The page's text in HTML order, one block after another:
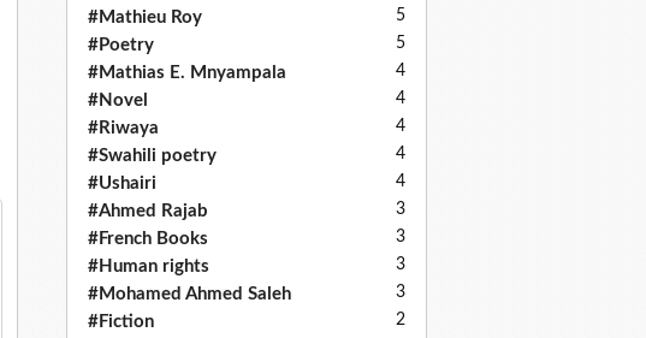
#Mathieu Roy 5
#Poetry 5
#Mathias E. Mnyampala 4
#Novel 4
#Riwaya 4
#Swahili poetry 4
#Ushairi 4
#Ahmed Rajab 3
#French Books 3
#Human rights 3
#Mohamed Ahmed Saleh 3
#Fiction 2